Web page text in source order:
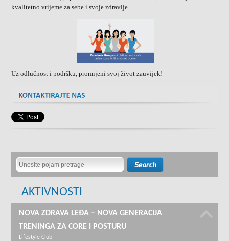
kvalitetno vrijeme za sebe i svoje zdravlje.
Uz odlučnost i podršku, promijeni svoj život zauvijek!
AKTIVNOSTI
NOVA ZDRAVA LEĐA – NOVA GENERACIJA
TRENINGA ZA CORE I POSTURU
Lifestyle Club